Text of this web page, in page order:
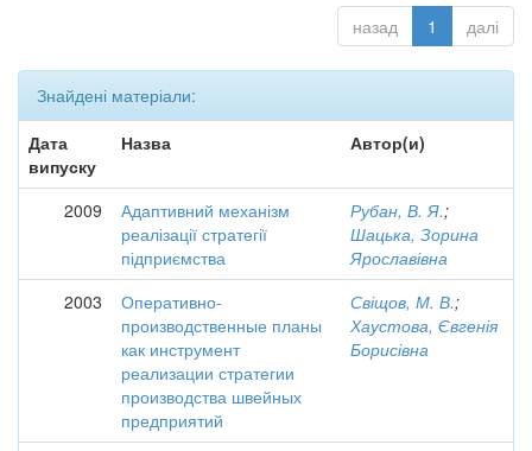
назад 1 далі
Знайдені матеріали:
Дата
випуску
Назва Автор(и)
2009
Адаптивний механізм
реалізації стратегії
підприємства
Рубан, В. Я.;
Шацька, Зорина
Ярославівна
2003
Оперативно-
производственные планы
как инструмент
реализации стратегии
производства швейных
предприятий
Свіщов, М. В.;
Хаустова, Євгенія
Борисівна